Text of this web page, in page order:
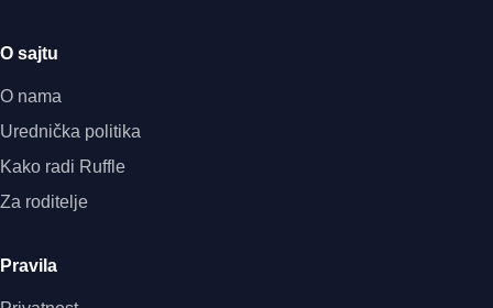
O sajtu
O nama
Urednička politika
Kako radi Ruffle
Za roditelje
Pravila